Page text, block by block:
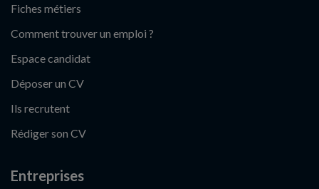
Fiches métiers
Comment trouver un emploi ?
Espace candidat
Déposer un CV
Ils recrutent
Rédiger son CV
Entreprises